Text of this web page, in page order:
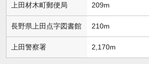
上田材木町郵便局 209m
長野県上田点字図書館 210m
上田警察署 2,170m